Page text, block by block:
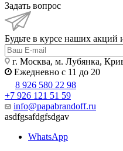
Задать вопрос
Будьте в курсе наших акций
г. Москва, м. Лубянка,
Ежедневно с 11 до 20
8 926 580 22 98
+7 926 121 51 59
info@papabrandoff.ru
asdfgsafdgfsdgav
WhatsApp